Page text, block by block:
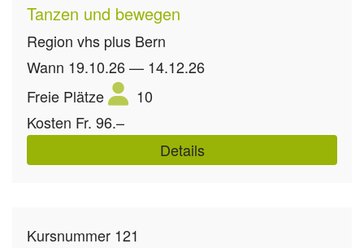
Tanzen und bewegen
Region vhs plus Bern
Wann 19.10.26 — 14.12.26
Freie Plätze
10
Kosten Fr. 96.–
Details
Kursnummer 121